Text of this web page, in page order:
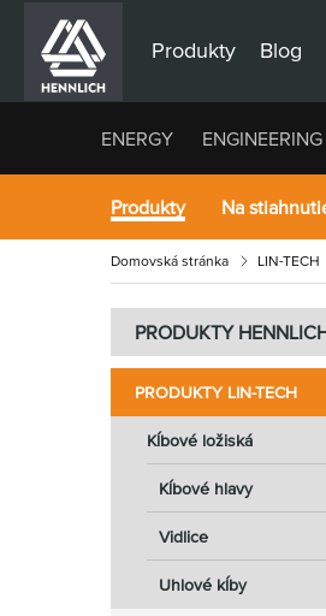
Produkty Blog
ENERGY ENGINEERING
Produkty Na
Domovská stránka LIN-TECH
PRODUKTY
PRODUKTY LIN-TECH
Kĺbové ložiská
Kĺbové hlavy
Vidlice
Uhlové kĺby